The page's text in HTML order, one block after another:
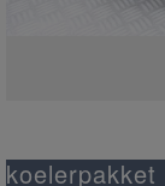
koelerpakket